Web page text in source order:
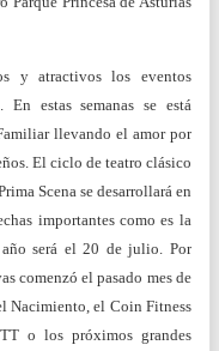
y atractivos los eventos
estas semanas se está
llevando el amor por
El ciclo de teatro clásico
Scena se desarrollará en
importantes como es la
será el 20 de julio. Por
comenzó el pasado mes de
Nacimiento, el Coin Fitness
o los próximos grandes